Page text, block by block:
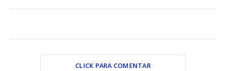
CLICK PARA COMENTAR